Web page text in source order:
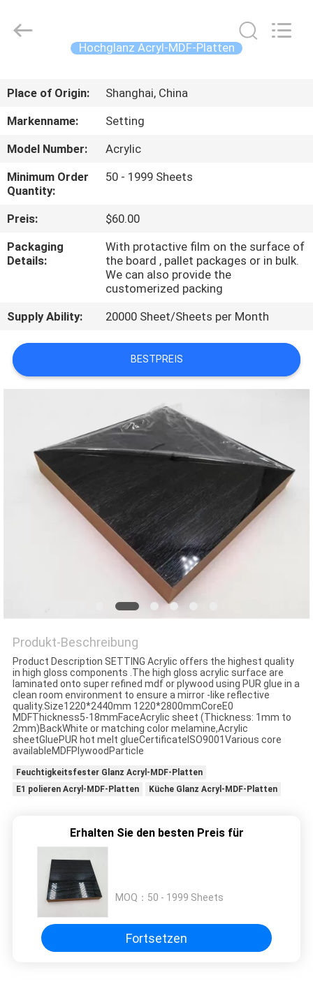
PRODUKTE
UNS
AUSFLUG
SIE
MIT
UNS
VERBINDUNG
NACHRICHTEN
ZITAT
SITEMAP
PRIVACY
POLICY
Decorating
material
Hochglanz Acryl-MDF-Platten
Place of Origin:
Shanghai, China
Markenname:
Setting
Model Number:
Acrylic
Minimum Order
Quantity:
50 - 1999 Sheets
Preis:
$60.00
Packaging
Details:
With protactive film on the surface of
the board , pallet packages or in bulk.
We can also provide the
customerized packing
Supply Ability:
20000 Sheet/Sheets per Month
BESTPREIS
Produkt-Beschreibung
Product Description SETTING Acrylic offers the highest quality
in high gloss components .The high gloss acrylic surface are
laminated onto super refined mdf or plywood using PUR glue in a
clean room environment to ensure a mirror -like reflective
quality.Size1220*2440mm 1220*2800mmCoreE0
MDFThickness5-18mmFaceAcrylic sheet (Thickness: 1mm to
2mm)BackWhite or matching color melamine,Acrylic
sheetGluePUR hot melt glueCertificateISO9001Various core
availableMDFPlywoodParticle
Feuchtigkeitsfester Glanz Acryl-MDF-Platten
E1 polieren Acryl-MDF-Platten
Küche Glanz Acryl-MDF-Platten
Erhalten Sie den besten Preis für
MOQ： 50 - 1999 Sheets
Fortsetzen